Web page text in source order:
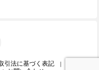
引法に基づく表記